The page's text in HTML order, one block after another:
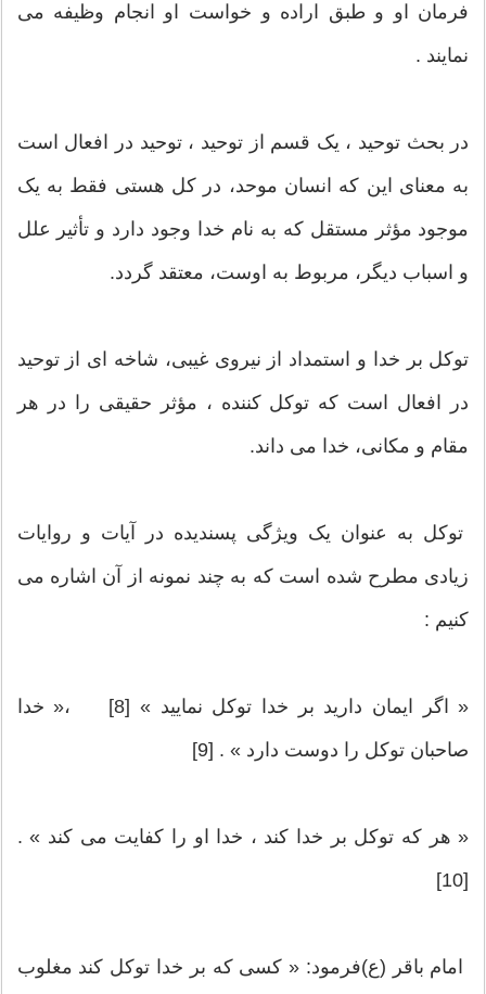
فرمان او و طبق اراده و خواست او انجام وظیفه می
نمایند .
در بحث توحید ، یک قسم از توحید ، توحید در افعال است
به معنای این که انسان موحد، در کل هستی فقط به یک
موجود مؤثر مستقل که به نام خدا وجود دارد و تأثیر علل
و اسباب دیگر، مربوط به اوست، معتقد گردد.
توکل بر خدا و استمداد از نیروی غیبی، شاخه ای از توحید
در افعال است که توکل کننده ، مؤثر حقیقی را در هر
مقام و مکانی، خدا می داند.
توکل به عنوان یک ویژگی پسندیده در آیات و روایات
زیادی مطرح شده است که به چند نمونه از آن اشاره می
کنیم :
« اگر ایمان دارید بر خدا توکل نمایید » [8] ،« خدا
صاحبان توکل را دوست دارد » . [9]
« هر که توکل بر خدا کند ، خدا او را کفایت می کند » .
[10]
امام باقر (ع)فرمود: « کسی که بر خدا توکل کند مغلوب